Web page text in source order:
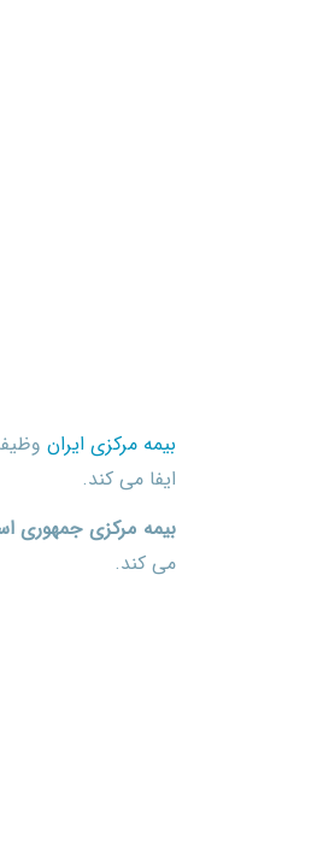
بیمه مرکزی ایران
ایفا می کند.
بیمه مرکزی جمهوری
می کند.